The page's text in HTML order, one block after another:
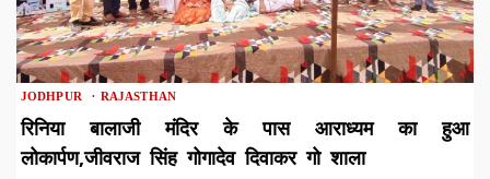
1 min read
JODHPUR RAJASTHAN
रिनिया बालाजी मंदिर के पास आराध्यम का हुआ
लोकार्पण,जीवराज सिंह गोगादेव दिवाकर गो शाला